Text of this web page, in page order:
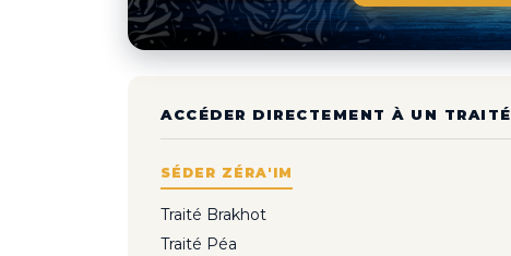
ACCÉDER DIRECTEMENT À UN TRAITÉ
SÉDER ZÉRA'IM
Traité Brakhot
Traité Péa